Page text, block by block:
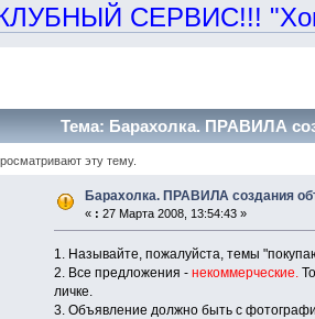
СЕРВИС!!!
Тема: Барахолка. ПРАВИЛА
эту тему.
Барахолка. ПРАВИЛА создания
« : 27 Марта 2008, 13:54:43 »
1. Называйте, пожалуйста, темы
2. Все предложения -некоммерческие.
личке.
3. Объявление должно быть с